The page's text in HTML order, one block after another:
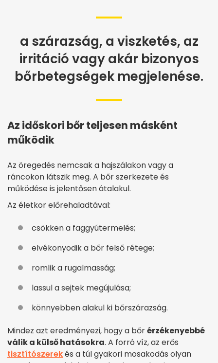
a szárazság, a viszketés, az
irritáció vagy akár bizonyos
bőrbetegségek megjelenése.
Az időskori bőr teljesen másként
működik
Az öregedés nemcsak a hajszálakon vagy a
ráncokon látszik meg. A bőr szerkezete és
működése is jelentősen átalakul.
Az életkor előrehaladtával:
csökken a faggyútermelés;
elvékonyodik a bőr felső rétege;
romlik a rugalmasság;
lassul a sejtek megújulása;
könnyebben alakul ki bőrszárazság.
Mindez azt eredményezi, hogy a bőrérzékenyebbé
válik a külső hatásokra. A forró víz, az erős
tisztítószerekés a túl gyakori mosakodás olyan